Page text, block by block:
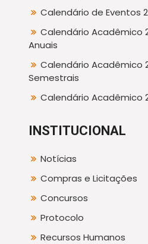
Calendário de Eventos
Calendário Acadêmico
Anuais
Calendário Acadêmico
Semestrais
Calendário Acadêmico
INSTITUCIONAL
Notícias
Compras e Licitações
Concursos
Protocolo
Recursos Humanos